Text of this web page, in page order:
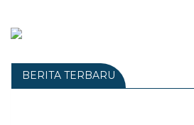
BERITA TERBARU